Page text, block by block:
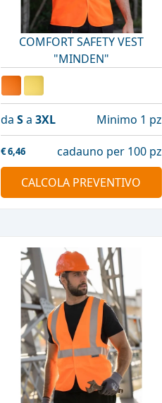
COMFORT SAFETY VEST
"MINDEN"
da Sa 3XL Minimo 1 pz
€6,46
cadauno per 100 pz
CALCOLA PREVENTIVO